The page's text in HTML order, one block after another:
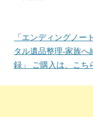
「エンディングノー
タル遺品整理-家族へ
録」 ご購入は、こち